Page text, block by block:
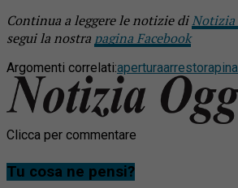
Continua a leggere le notizie diNotizia
segui la nostra pagina Facebook
Argomenti correlati:aperturaarresto
Clicca per commentare
Tu cosa ne pensi?